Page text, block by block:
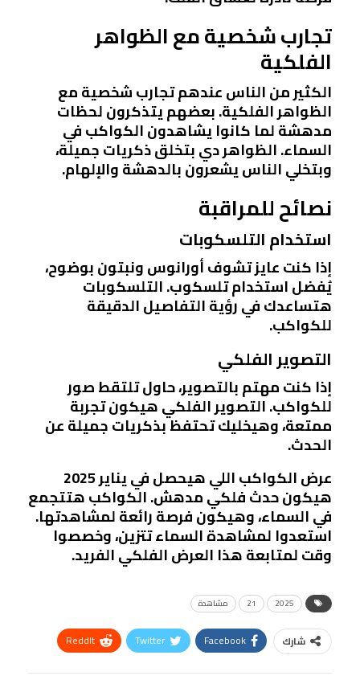
تجارب شخصية مع الظواهر
الفلكية
الكثير من الناس عندهم تجارب شخصية مع
الظواهر الفلكية. بعضهم يتذكرون لحظات
مدهشة لما كانوا يشاهدون الكواكب في
السماء. الظواهر دي بتخلق ذكريات جميلة،
وبتخلي الناس يشعرون بالدهشة والإلهام.
نصائح للمراقبة
استخدام التلسكوبات
إذا كنت عايز تشوف أورانوس ونبتون بوضوح،
يُفضل استخدام تلسكوب. التلسكوبات
هتساعدك في رؤية التفاصيل الدقيقة
للكواكب.
التصوير الفلكي
إذا كنت مهتم بالتصوير، حاول تلتقط صور
للكواكب. التصوير الفلكي هيكون تجربة
ممتعة، وهيخليك تحتفظ بذكريات جميلة عن
الحدث.
عرض الكواكب اللي هيحصل في يناير 2025
هيكون حدث فلكي مدهش. الكواكب هتتجمع
في السماء، وهيكون فرصة رائعة لمشاهدتها.
استعدوا لمشاهدة السماء تتزين، وخصصوا
وقت لمتابعة هذا العرض الفلكي الفريد.
2025
21 مشاهدة
شارك Facebook
Twitter
ReddIt